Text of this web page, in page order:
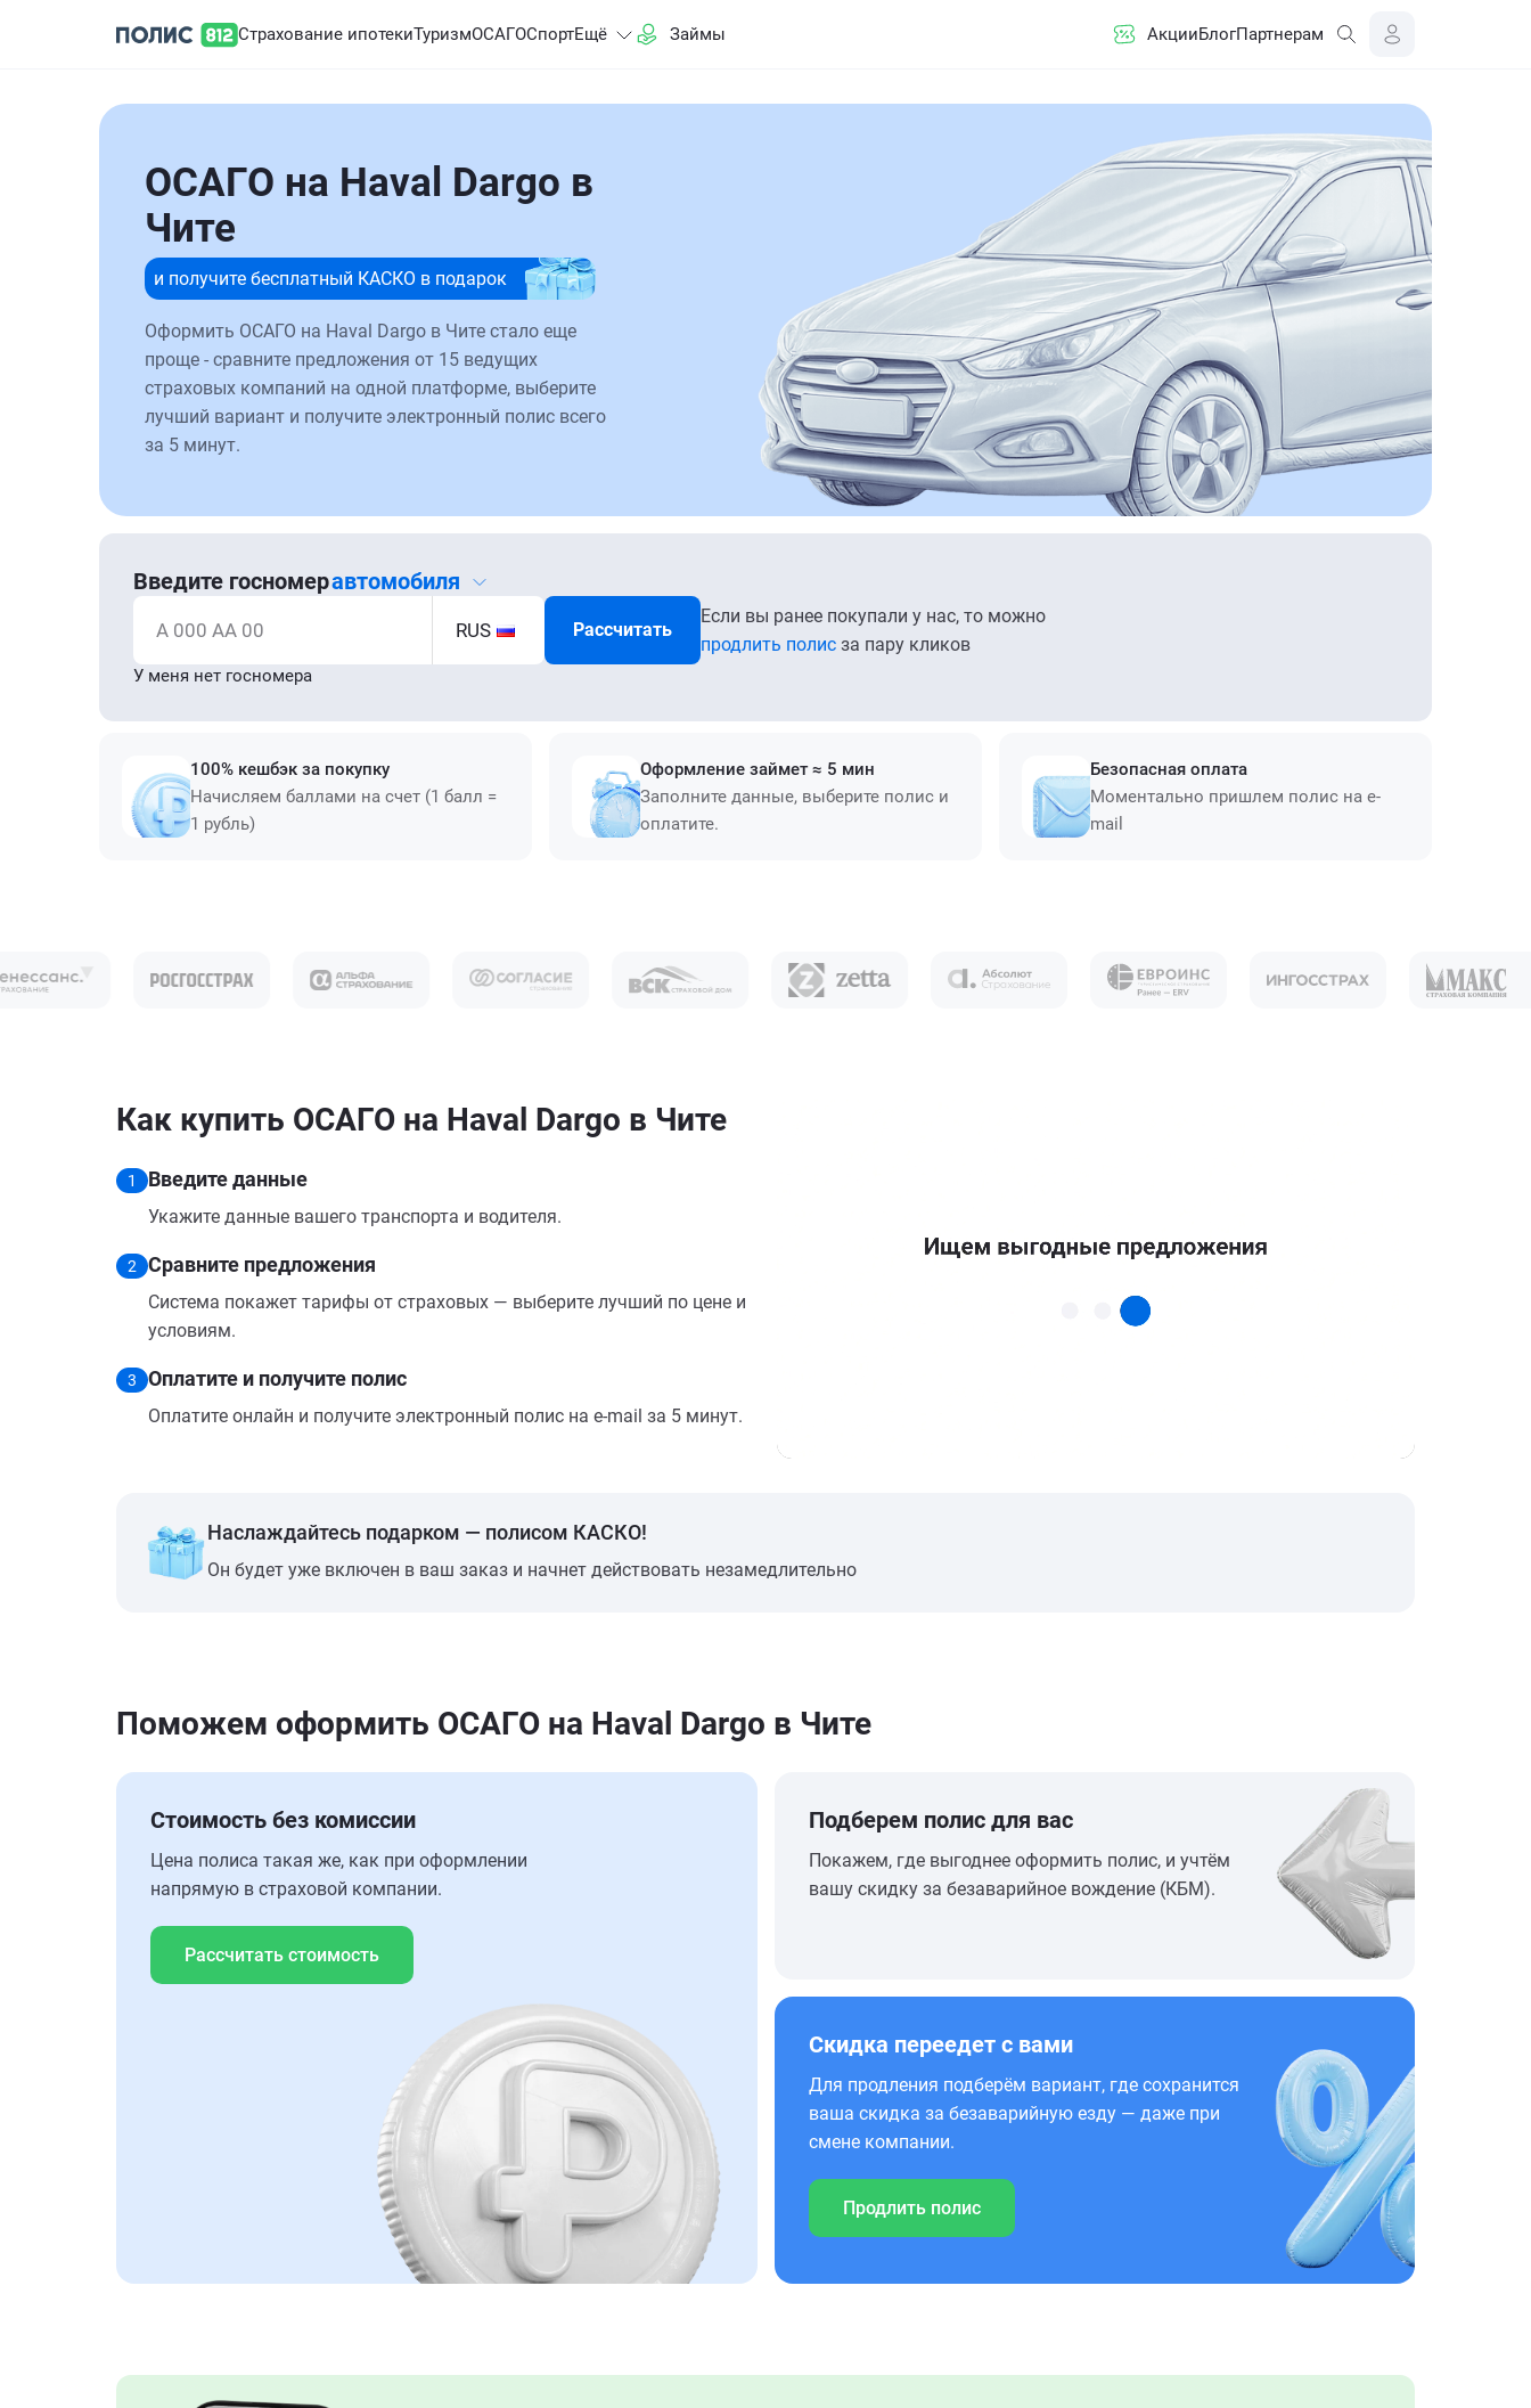
Страхование ипотекиТуризмОСАГОСпортЕщё Займы АкцииБлогПартнерам
ОСАГО на Haval Dargo в
Чите
и получите бесплатный КАСКО в подарок
Оформить ОСАГО на Haval Dargo в Чите стало еще
проще - сравните предложения от 15 ведущих
страховых компаний на одной платформе, выберите
лучший вариант и получите электронный полис всего
за 5 минут.
Введите госномеравтомобиля
А 000 АА 00 RUS Рассчитать
Если вы ранее покупали у нас, то можно
продлить полис за пару кликов
У меня нет госномера
100% кешбэк за покупку
Начисляем баллами на счет (1 балл =
1 рубль)
Оформление займет ≈ 5 мин
Заполните данные, выберите полис и
оплатите.
Безопасная оплата
Моментально пришлем полис на e-
mail
Как купить ОСАГО на Haval Dargo в Чите
1 Введите данные
Укажите данные вашего транспорта и водителя.
2 Сравните предложения
Система покажет тарифы от страховых — выберите лучший по цене и
условиям.
3 Оплатите и получите полис
Оплатите онлайн и получите электронный полис на e-mail за 5 минут.
Наслаждайтесь подарком — полисом КАСКО!
Он будет уже включен в ваш заказ и начнет действовать незамедлительно
Поможем оформить ОСАГО на Haval Dargo в Чите
Стоимость без комиссии
Цена полиса такая же, как при оформлении
напрямую в страховой компании.
Рассчитать стоимость
Подберем полис для вас
Покажем, где выгоднее оформить полис, и учтём
вашу скидку за безаварийное вождение (КБМ).
Скидка переедет с вами
Для продления подберём вариант, где сохранится
ваша скидка за безаварийную езду — даже при
смене компании.
Продлить полис